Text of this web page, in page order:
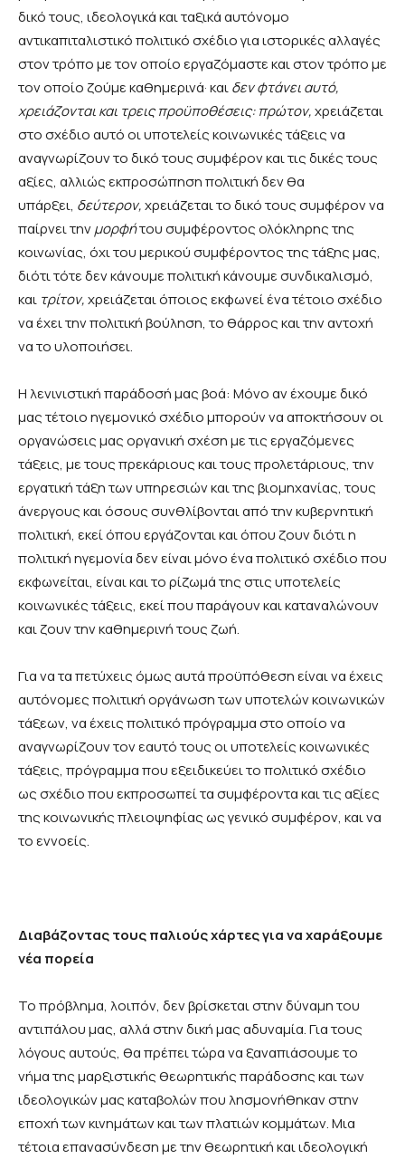
δικό τους, ιδεολογικά και ταξικά αυτόνομο
αντικαπιταλιστικό πολιτικό σχέδιο για ιστορικές αλλαγές
στον τρόπο με τον οποίο εργαζόμαστε και στον τρόπο με
τον οποίο ζούμε καθημερινά·καιδεν φτάνει αυτό,
χρειάζονται και τρεις προϋποθέσεις: πρώτον,χρειάζεται
στο σχέδιο αυτό οι υποτελείς κοινωνικές τάξεις να
αναγνωρίζουν το δικό τους συμφέρον και τις δικές τους
αξίες, αλλιώς εκπροσώπηση πολιτική δεν θα
υπάρξει, δεύτερον,χρειάζεται το δικό τους συμφέρον να
παίρνει τηνμορφήτου συμφέροντος ολόκληρης της
κοινωνίας, όχι του μερικού συμφέροντος της τάξης μας,
διότι τότε δεν κάνουμε πολιτική κάνουμε συνδικαλισμό,
και τρίτον,χρειάζεται όποιος εκφωνεί ένα τέτοιο σχέδιο
να έχει την πολιτική βούληση, το θάρρος και την αντοχή
να το υλοποιήσει.
Η λενινιστική παράδοσή μας βοά: Μόνο αν έχουμε δικό
μας τέτοιο ηγεμονικό σχέδιο μπορούν να αποκτήσουν οι
οργανώσεις μας οργανική σχέση με τις εργαζόμενες
τάξεις, με τους πρεκάριους και τους προλετάριους, την
εργατική τάξη των υπηρεσιών και της βιομηχανίας, τους
άνεργους και όσους συνθλίβονται από την κυβερνητική
πολιτική, εκεί όπου εργάζονται και όπου ζουν διότι η
πολιτική ηγεμονία δεν είναι μόνο ένα πολιτικό σχέδιο που
εκφωνείται, είναι και το ρίζωμά της στις υποτελείς
κοινωνικές τάξεις, εκεί που παράγουν και καταναλώνουν
και ζουν την καθημερινή τους ζωή.
Για να τα πετύχεις όμως αυτά προϋπόθεση είναι να έχεις
αυτόνομες πολιτική οργάνωση των υποτελών κοινωνικών
τάξεων, να έχεις πολιτικό πρόγραμμα στο οποίο να
αναγνωρίζουν τον εαυτό τους οι υποτελείς κοινωνικές
τάξεις, πρόγραμμα που εξειδικεύει το πολιτικό σχέδιο
ως σχέδιο που εκπροσωπεί τα συμφέροντα και τις αξίες
της κοινωνικής πλειοψηφίας ως γενικό συμφέρον, και να
το εννοείς.
Διαβάζοντας τους παλιούς χάρτες για να χαράξουμε
νέα πορεία
Το πρόβλημα, λοιπόν, δεν βρίσκεται στην δύναμη του
αντιπάλου μας, αλλά στην δική μας αδυναμία. Για τους
λόγους αυτούς, θα πρέπει τώρα να ξαναπιάσουμε το
νήμα της μαρξιστικής θεωρητικής παράδοσης και των
ιδεολογικών μας καταβολών που λησμονήθηκαν στην
εποχή των κινημάτων και των πλατιών κομμάτων. Μια
τέτοια επανασύνδεση με την θεωρητική και ιδεολογική